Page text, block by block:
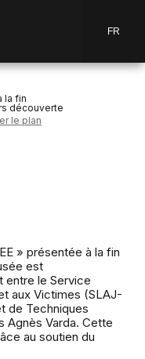
FR
la fin
découverte
le plan
» présentée à la fin
est
entre le Service
aux Victimes (SLAJ-
de Techniques
Agnès Varda. Cette
au soutien du